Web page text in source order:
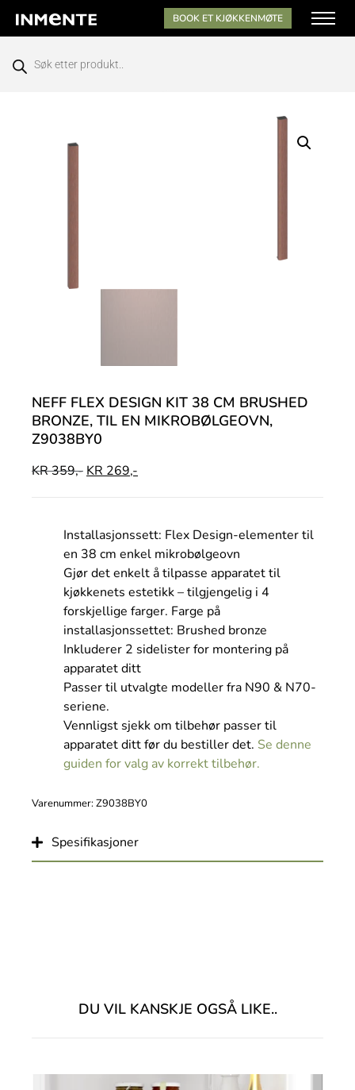
BOOK ET KJØKKENMØTE
NEFF FLEX DESIGN KIT 38 CM BRUSHED
BRONZE, TIL EN MIKROBØLGEOVN,
Z9038BY0
KR359,- KR 269,-
Installasjonssett: Flex Design-elementer til
en 38 cm enkel mikrobølgeovn
Gjør det enkelt å tilpasse apparatet til
kjøkkenets estetikk – tilgjengelig i 4
forskjellige farger. Farge på
installasjonssettet: Brushed bronze
Inkluderer 2 sidelister for montering på
apparatet ditt
Passer til utvalgte modeller fra N90 & N70-
seriene.
Vennligst sjekk om tilbehør passer til
apparatet ditt før du bestiller det. Se denne
guiden for valg av korrekt tilbehør.
Varenummer: Z9038BY0
Spesifikasjoner
DU VIL KANSKJE OGSÅ LIKE..